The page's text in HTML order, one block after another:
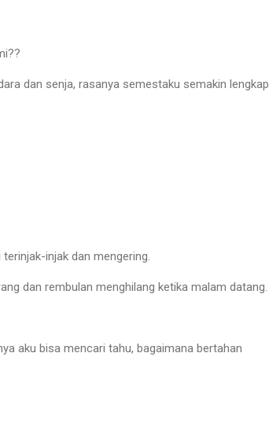
dan senja, rasanya semestaku semakin lengkap
injak dan mengering.
dan rembulan menghilang ketika malam datang.
aku bisa mencari tahu, bagaimana bertahan